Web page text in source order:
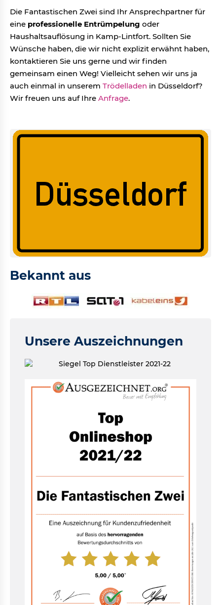
Die Fantastischen Zwei sind Ihr Ansprechpartner für
eine professionelle Entrümpelung oder
Haushaltsauflösung in Kamp-Lintfort. Sollten Sie
Wünsche haben, die wir nicht explizit erwähnt haben,
kontaktieren Sie uns gerne und wir finden
gemeinsam einen Weg! Vielleicht sehen wir uns ja
auch einmal in unserem Trödelladen in Düsseldorf?
Wir freuen uns auf Ihre Anfrage.
Bekannt aus
Unsere Auszeichnungen